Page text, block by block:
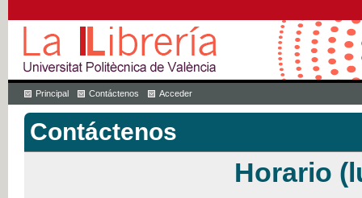
Principal Contáctenos Acceder
Contáctenos
Horario